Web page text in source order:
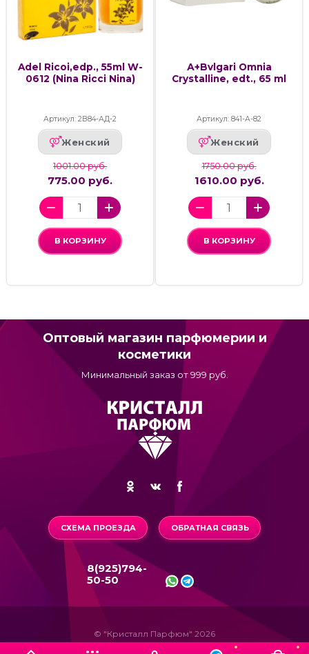
Adel Ricoi,edp., 55ml W-
0612 (Nina Ricci Nina)
Артикул: 2В84-АД-2
Женский
1001.00 руб.
775.00 руб.
В КОРЗИНУ
А+Bvlgari Omnia
Crystalline, edt., 65 ml
Артикул: 841-А-82
Женский
1750.00 руб.
1610.00 руб.
В КОРЗИНУ
Оптовый магазин парфюмерии и
косметики
Минимальный заказ от 999 руб.
СХЕМА ПРОЕЗДА ОБРАТНАЯ СВЯЗЬ
8(925)794-
50-50
© "Кристалл Парфюм" 2026